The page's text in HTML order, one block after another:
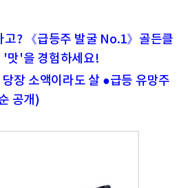
고? 《급등주 발굴 No.1》골든클
'맛'을 경험하세요!
장 소액이라도 살 ●급등 유망주
공개)